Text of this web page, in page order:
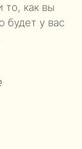
то, как вы
будет у вас